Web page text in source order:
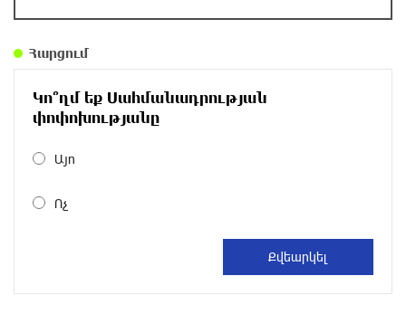
պատճառում», հայտնել է որդին
Վթարային ջրանջատումներ. ո՞ր հասցեներում
Հարցում
Կո՞ղմ եք Սահմանադրության
փոփոխությանը
Այո
Ոչ